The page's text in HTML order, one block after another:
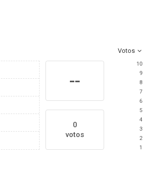
Votos
--
0
votos
10
9
8
7
6
5
4
3
2
1